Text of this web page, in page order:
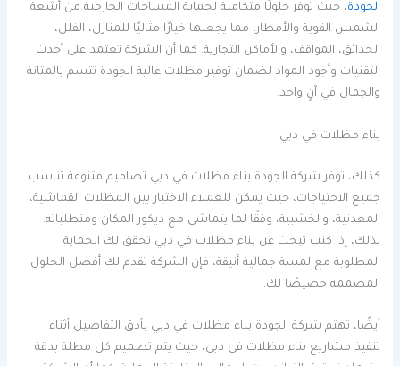
الجودة، حيث توفر حلولًا متكاملة لحماية المساحات الخارجية من أشعة
الشمس القوية والأمطار، مما يجعلها خيارًا مثاليًا للمنازل، الفلل،
الحدائق، المواقف، والأماكن التجارية. كما أن الشركة تعتمد على أحدث
التقنيات وأجود المواد لضمان توفير مظلات عالية الجودة تتسم بالمتانة
والجمال في آنٍ واحد.
بناء مظلات في دبي
كذلك، توفر شركة الجودة بناء مظلات في دبي تصاميم متنوعة تناسب
جميع الاحتياجات، حيث يمكن للعملاء الاختيار بين المظلات القماشية،
المعدنية، والخشبية، وفقًا لما يتماشى مع ديكور المكان ومتطلباته.
لذلك، إذا كنت تبحث عن بناء مظلات في دبي تحقق لك الحماية
المطلوبة مع لمسة جمالية أنيقة، فإن الشركة تقدم لك أفضل الحلول
المصممة خصيصًا لك.
أيضًا، تهتم شركة الجودة بناء مظلات في دبي بأدق التفاصيل أثناء
تنفيذ مشاريع بناء مظلات في دبي، حيث يتم تصميم كل مظلة بدقة